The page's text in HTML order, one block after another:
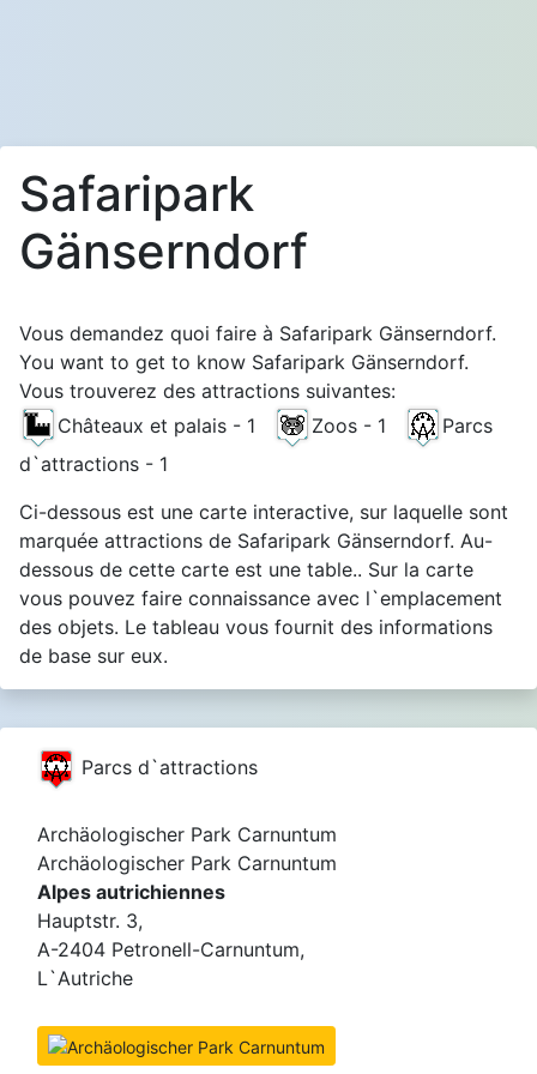
Safaripark
Gänserndorf
Vous demandez quoi faire à Safaripark Gänserndorf.
You want to get to know Safaripark Gänserndorf.
Vous trouverez des attractions suivantes:
Châteaux et palais - 1
Zoos - 1
Parcs
d`attractions - 1
Ci-dessous est une carte interactive, sur laquelle sont
marquée attractions de Safaripark Gänserndorf. Au-
dessous de cette carte est une table.. Sur la carte
vous pouvez faire connaissance avec l`emplacement
des objets. Le tableau vous fournit des informations
de base sur eux.
Parcs d`attractions
Archäologischer Park Carnuntum
Archäologischer Park Carnuntum
Alpes autrichiennes
Hauptstr. 3,
A-2404 Petronell-Carnuntum,
L`Autriche